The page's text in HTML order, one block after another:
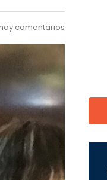
comentarios